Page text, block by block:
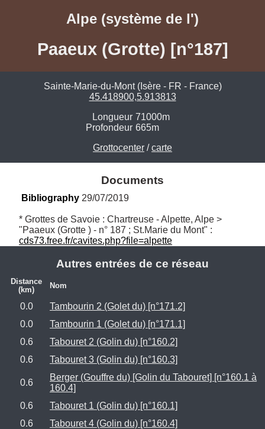
Alpe (système de l')
Paaeux (Grotte) [n°187]
Sainte-Marie-du-Mont (Isère - FR - France)
45.418900,5.913813
Longueur 71000m
Profondeur 665m
Grottocenter /carte
Documents
Bibliography 29/07/2019
* Grottes de Savoie : Chartreuse - Alpette, Alpe >
cds73.free.fr/cavites.php?file=alpette
Autres entrées de ce réseau
Distance
(km)
Nom
0.0
Tambourin 2 (Golet du) [n°171.2]
0.0
Tambourin 1 (Golet du) [n°171.1]
0.6
Tabouret 2 (Golin du) [n°160.2]
0.6
Tabouret 3 (Golin du) [n°160.3]
0.6
Berger (Gouffre du) [Golin du Tabouret] [n°160.1 à
160.4]
0.6
Tabouret 1 (Golin du) [n°160.1]
0.6
Tabouret 4 (Golin du) [n°160.4]